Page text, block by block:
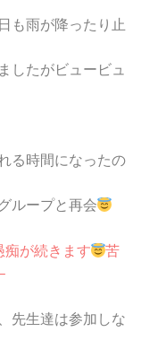
も雨が降ったり止
したがビュービュ
る時間になったの
ループと再会
が続きます
苦
先生達は参加しな